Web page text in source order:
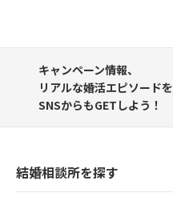
キャンペーン情報、
リアルな婚活エピソードを
SNSからもGETしよう！
結婚相談所を探す